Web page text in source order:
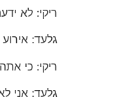
ריקי: ‫לא
גלעד:
ריקי: ‫כי
גלעד: ‫אני